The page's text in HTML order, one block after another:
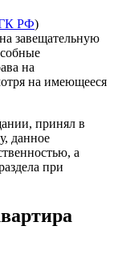
ГК РФ)
завещательную
на
на имеющееся
принял в
данное
а
при